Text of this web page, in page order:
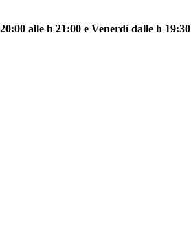
alle h 21:00 e Venerdì dalle h 19:30